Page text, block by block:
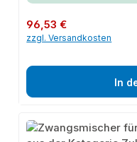
Regulärer Preis:
96,53 €
zzgl. Versandkosten
In